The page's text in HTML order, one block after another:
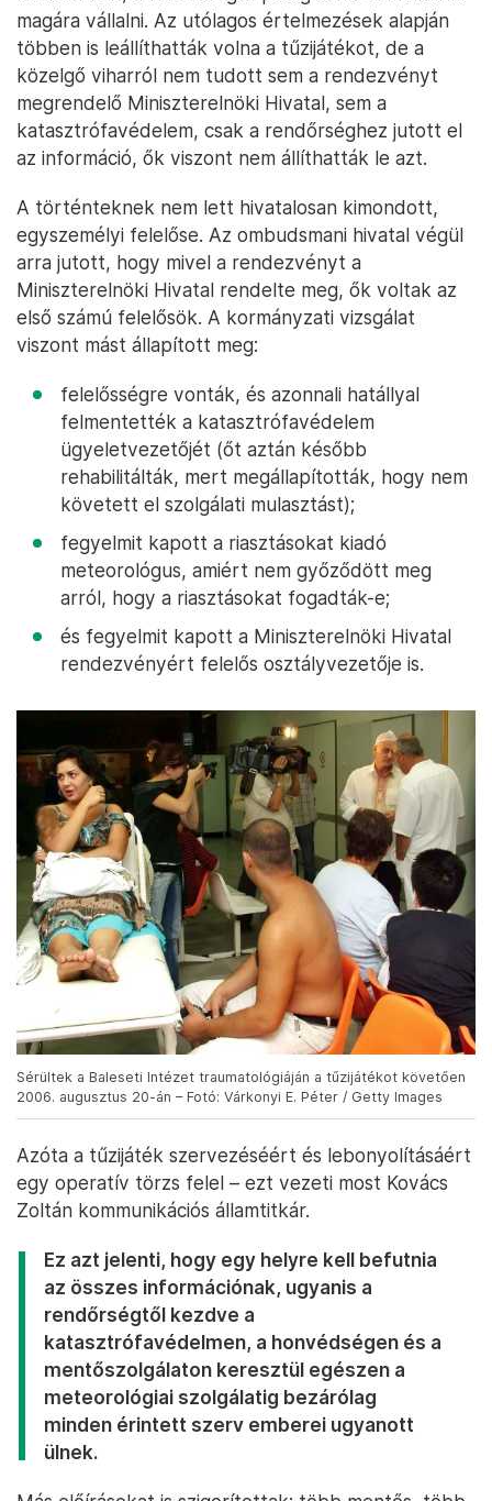
magára vállalni. Az utólagos értelmezések alapján
többen is leállíthatták volna a tűzijátékot, de a
közelgő viharról nem tudott sem a rendezvényt
megrendelő Miniszterelnöki Hivatal, sem a
katasztrófavédelem, csak a rendőrséghez jutott el
az információ, ők viszont nem állíthatták le azt.
A történteknek nem lett hivatalosan kimondott,
egyszemélyi felelőse. Az ombudsmani hivatal végül
arra jutott, hogy mivel a rendezvényt a
Miniszterelnöki Hivatal rendelte meg, ők voltak az
első számú felelősök. A kormányzati vizsgálat
viszont mást állapított meg:
felelősségre vonták, és azonnali hatállyal
felmentették a katasztrófavédelem
ügyeletvezetőjét (őt aztán később
rehabilitálták, mert megállapították, hogy nem
követett el szolgálati mulasztást);
fegyelmit kapott a riasztásokat kiadó
meteorológus, amiért nem győződött meg
arról, hogy a riasztásokat fogadták-e;
és fegyelmit kapott a Miniszterelnöki Hivatal
rendezvényért felelős osztályvezetője is.
Sérültek a Baleseti Intézet traumatológiáján a tűzijátékot követően
2006. augusztus 20-án – Fotó: Várkonyi E. Péter / Getty Images
Azóta a tűzijáték szervezéséért és lebonyolításáért
egy operatív törzs felel – ezt vezeti most Kovács
Zoltán kommunikációs államtitkár.
Ez azt jelenti, hogy egy helyre kell befutnia
az összes információnak, ugyanis a
rendőrségtől kezdve a
katasztrófavédelmen, a honvédségen és a
mentőszolgálaton keresztül egészen a
meteorológiai szolgálatig bezárólag
minden érintett szerv emberei ugyanott
ülnek.